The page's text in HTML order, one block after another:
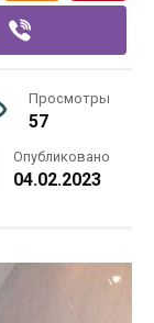
Просмотры
57
Опубликовано
04.02.2023